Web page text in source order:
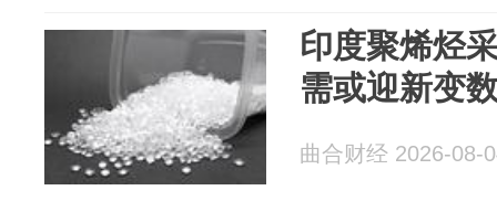
印度聚烯烃
需或迎新变
曲合财经 2026-08-